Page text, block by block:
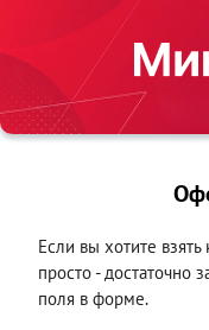
Если вы хотите
просто - достаточно
поля в форме.